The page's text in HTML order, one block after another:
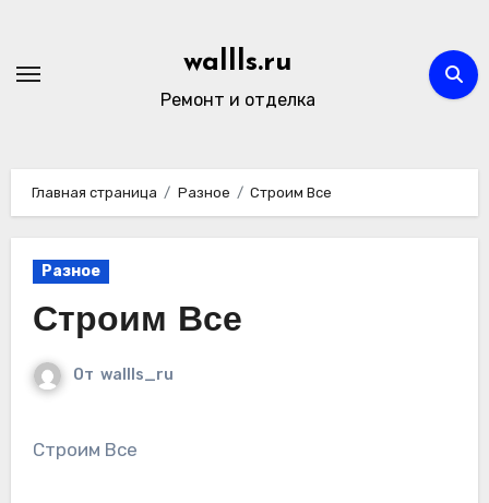
содержимому
wallls.ru
Ремонт и отделка
Главная страница Разное Строим Все
Разное
Строим Все
От wallls_ru
Строим Все